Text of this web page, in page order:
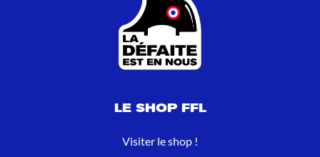
LE SHOP FFL
Visiter le shop !